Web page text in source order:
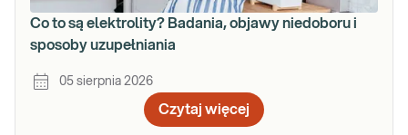
Co to są elektrolity? Badania, objawy niedoboru i
sposoby uzupełniania
05 sierpnia 2026
Czytaj więcej